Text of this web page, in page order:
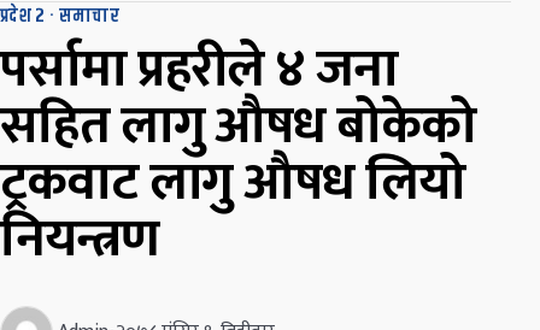
प्रदेश २ · समाचार
पर्सामा प्रहरीले ४ जना
सहित लागु औषध बोकेको
ट्रकवाट लागु औषध लियो
नियन्त्रण